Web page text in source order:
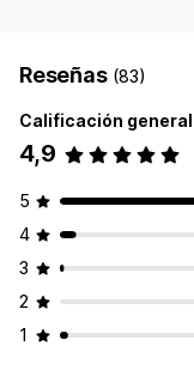
Reseñas (83)
Calificación general
4,9
5
4
3
2
1